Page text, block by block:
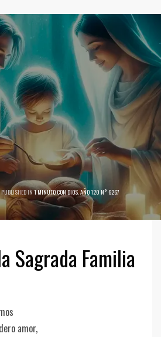
PUBLISHED IN1 MINUTO CON DIOS,AÑO 120 N° 6267
Sagrada Familia
amor,